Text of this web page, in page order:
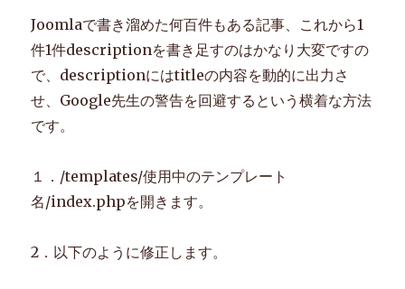
ラ
タ
名
を
せ
る
に
Joomlaで書き溜めた何百件もある記事、これから1
件1件descriptionを書き足すのはかなり大変ですの
で、descriptionにはtitleの内容を動的に出力さ
せ、Google先生の警告を回避するという横着な方法
です。
１．/templates/使用中のテンプレート
名/index.phpを開きます。
2．以下のように修正します。